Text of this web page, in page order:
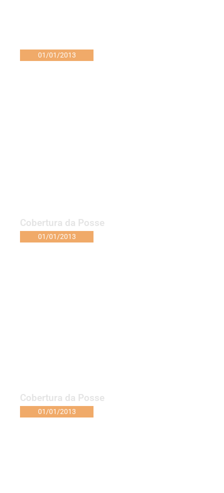
01/01/2013
Cobertura da Posse
01/01/2013
Cobertura da Posse
01/01/2013